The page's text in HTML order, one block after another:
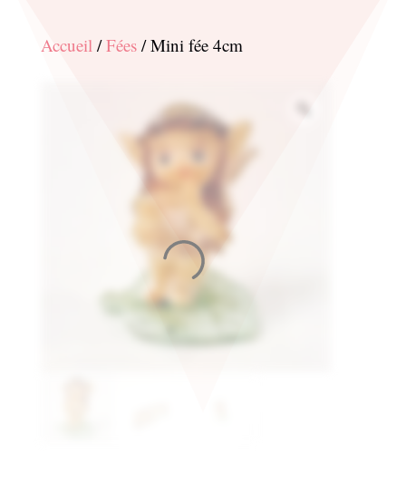
Accueil/Fées/ Mini fée 4cm